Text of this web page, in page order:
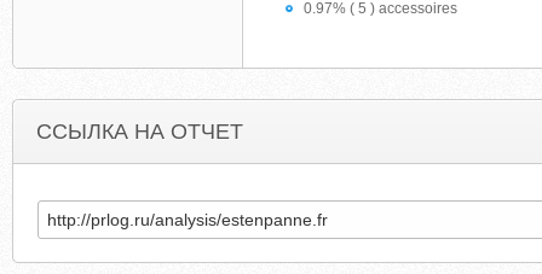
0.97% ( 5 ) accessoires
ССЫЛКА НА ОТЧЕТ